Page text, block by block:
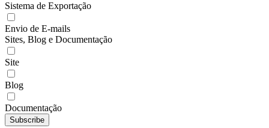
Sistema de Exportação
Envio de E-mails
Sites, Blog e Documentação
Site
Blog
Documentação
Subscribe